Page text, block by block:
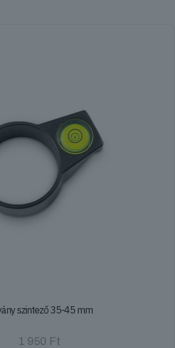
szintező 35-45 mm
1 950 Ft